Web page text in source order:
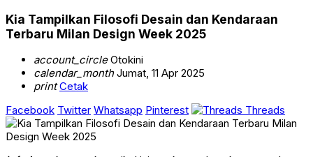
Kia Tampilkan Filosofi Desain dan Kendaraan
Terbaru Milan Design Week 2025
account_circleOtokini
calendar_monthJumat, 11 Apr 2025
print Cetak
Facebook Twitter Whatsapp Pinterest Threads